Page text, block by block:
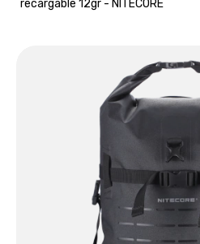
recargable 12gr - NITECORE